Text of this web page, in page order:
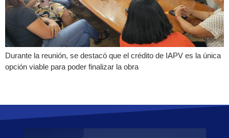
Durante la reunión, se destacó que el crédito de IAPV es la única
opción viable para poder finalizar la obra